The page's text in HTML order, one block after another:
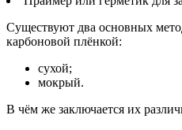
Существуют два основных
карбоновой плёнкой:
сухой;
мокрый.
В чём же заключается их